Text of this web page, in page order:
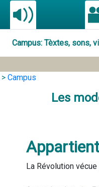
Campus: Tèxtes, sons,
> Campus
Les
La Révolution